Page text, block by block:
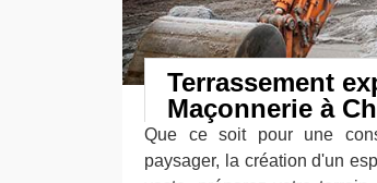
Terrassement
Maçonnerie à
Que ce soit pour une
paysager, la création d'un